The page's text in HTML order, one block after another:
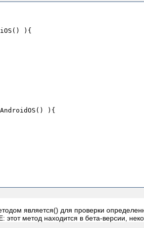
является() для проверки
метод находится в бета-версии,